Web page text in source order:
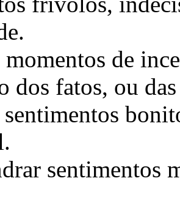
de
dos fatos, ou
sentimentos